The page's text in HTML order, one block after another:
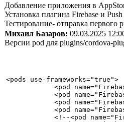
Добавление приложения в
Установка плагина Firebase и Push
Тестирование- отправка первого
Михаил Базаров: 09.03.2025
Версии pod для plugins/cordova-
<pods use-frameworks="true">
<pod
<pod
<pod
<pod
<!--<pod